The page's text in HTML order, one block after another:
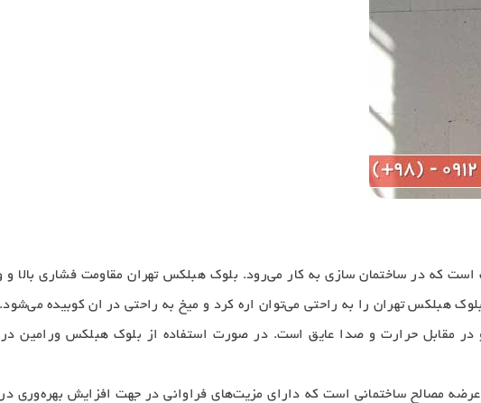
که در ساختمان سازی به کار می‌رود. بلوک هبلکس تهران مقاومت فشاری بالا و
هبلکس تهران را به راحتی می‌توان اره کرد و میخ به راحتی در ان کوبیده می‌شود.
مقابل حرارت و صدا عایق است. در صورت استفاده از بلوک هبلکس ورامین در
مصالح ساختمانی است که دارای مزیت‌های فراوانی در جهت افزایش بهره‌وری